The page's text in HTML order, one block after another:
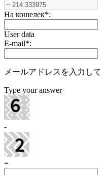
На кошелек*:
User data
E-mail*:
メールアドレスを入力し
Type your answer
-
=